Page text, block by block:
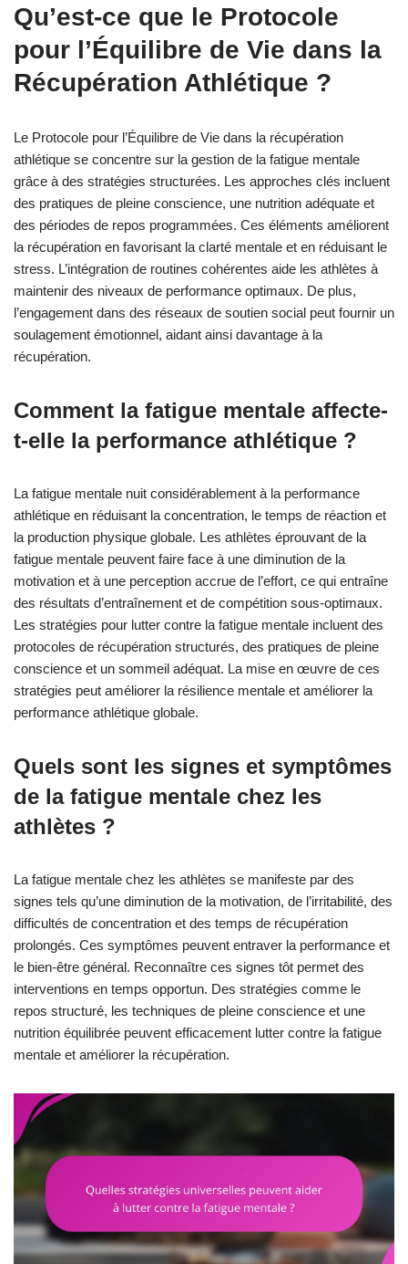
Qu’est-ce que le Protocole
pour l’Équilibre de Vie dans la
Récupération Athlétique ?
Le Protocole pour l’Équilibre de Vie dans la récupération
athlétique se concentre sur la gestion de la fatigue mentale
grâce à des stratégies structurées. Les approches clés incluent
des pratiques de pleine conscience, une nutrition adéquate et
des périodes de repos programmées. Ces éléments améliorent
la récupération en favorisant la clarté mentale et en réduisant le
stress. L’intégration de routines cohérentes aide les athlètes à
maintenir des niveaux de performance optimaux. De plus,
l’engagement dans des réseaux de soutien social peut fournir un
soulagement émotionnel, aidant ainsi davantage à la
récupération.
Comment la fatigue mentale affecte-
t-elle la performance athlétique ?
La fatigue mentale nuit considérablement à la performance
athlétique en réduisant la concentration, le temps de réaction et
la production physique globale. Les athlètes éprouvant de la
fatigue mentale peuvent faire face à une diminution de la
motivation et à une perception accrue de l’effort, ce qui entraîne
des résultats d’entraînement et de compétition sous-optimaux.
Les stratégies pour lutter contre la fatigue mentale incluent des
protocoles de récupération structurés, des pratiques de pleine
conscience et un sommeil adéquat. La mise en œuvre de ces
stratégies peut améliorer la résilience mentale et améliorer la
performance athlétique globale.
Quels sont les signes et symptômes
de la fatigue mentale chez les
athlètes ?
La fatigue mentale chez les athlètes se manifeste par des
signes tels qu’une diminution de la motivation, de l’irritabilité, des
difficultés de concentration et des temps de récupération
prolongés. Ces symptômes peuvent entraver la performance et
le bien-être général. Reconnaître ces signes tôt permet des
interventions en temps opportun. Des stratégies comme le
repos structuré, les techniques de pleine conscience et une
nutrition équilibrée peuvent efficacement lutter contre la fatigue
mentale et améliorer la récupération.